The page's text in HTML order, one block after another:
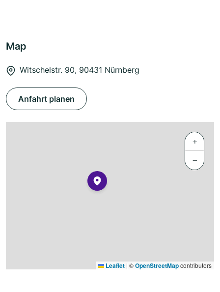
Map
Witschelstr. 90, 90431 Nürnberg
Anfahrt planen
+
−
Leaflet | ©OpenStreetMapcontributors